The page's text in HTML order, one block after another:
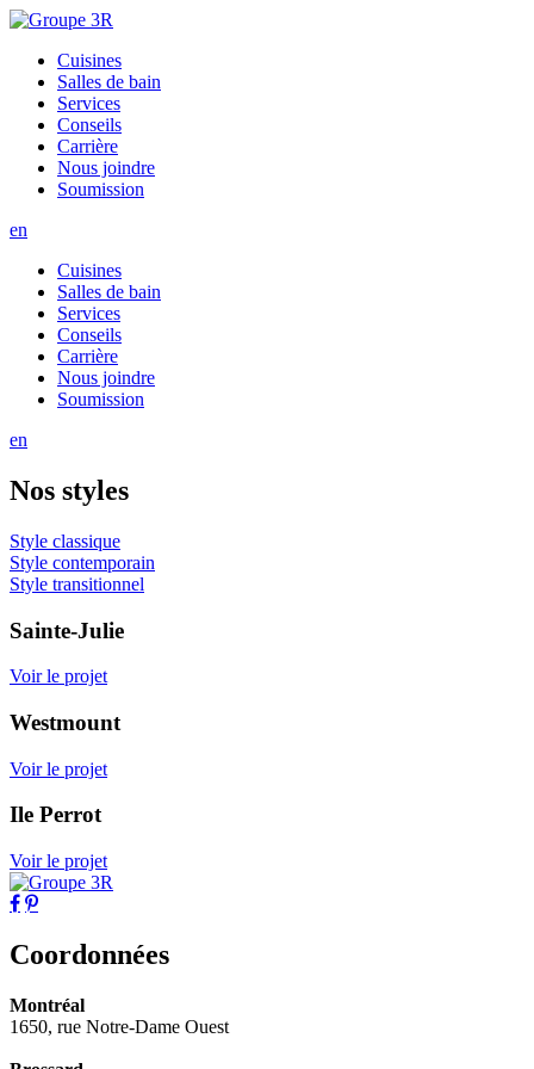
Cuisines
Salles de bain
Services
Conseils
Carrière
Nous joindre
Soumission
en
Cuisines
Salles de bain
Services
Conseils
Carrière
Nous joindre
Soumission
en
Nos styles
Style classique
Style contemporain
Style transitionnel
Sainte-Julie
Voir le projet
Westmount
Voir le projet
Ile Perrot
Voir le projet
Coordonnées
Montréal
1650, rue Notre-Dame Ouest